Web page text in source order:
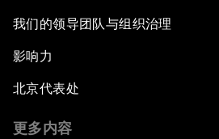
我们的领导团队与组织治理
影响力
北京代表处
更多内容